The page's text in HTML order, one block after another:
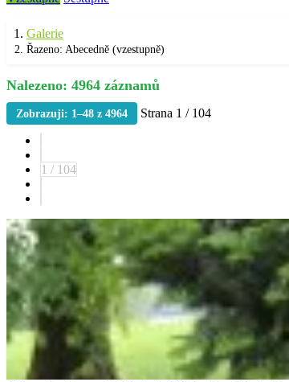
Galerie
Řazeno: Abecedně (vzestupně)
Nalezeno: 4964 záznamů
Zobrazuji: 1–48 z 4964 Strana 1 / 104
1 / 104